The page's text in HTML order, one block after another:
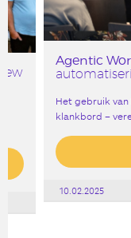
Agentic
Het gebruik van
klankbord –
10.02.2025